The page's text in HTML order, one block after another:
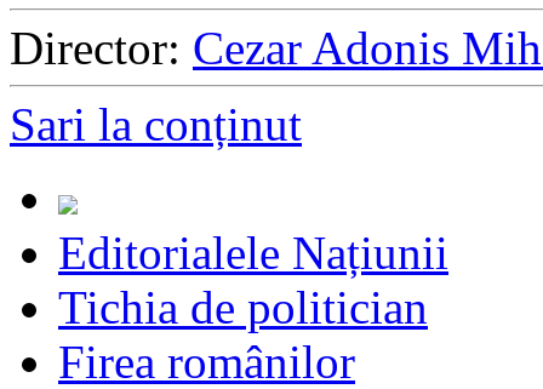
Director: Cezar Adonis
Sari la conținut
Editorialele Națiunii
Tichia de politician
Firea românilor